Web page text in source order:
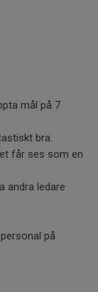
mål på 7
bra.
får ses som en
andra ledare
på